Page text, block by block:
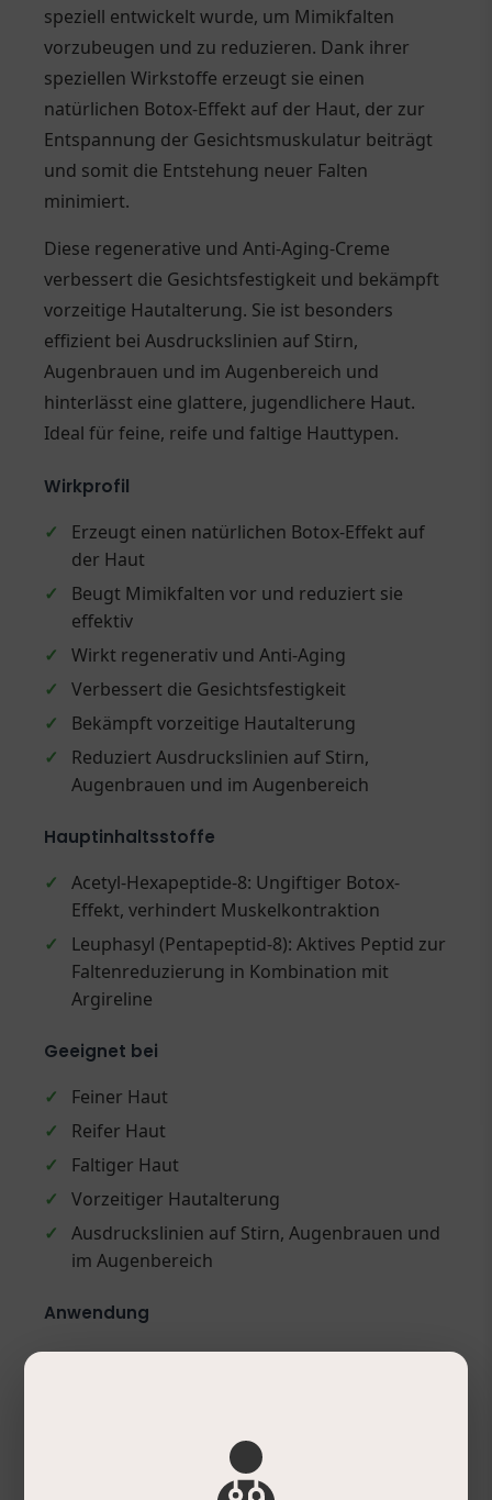
speziell entwickelt wurde, um Mimikfalten
vorzubeugen und zu reduzieren. Dank ihrer
speziellen Wirkstoffe erzeugt sie einen
natürlichen Botox-Effekt auf der Haut, der zur
Entspannung der Gesichtsmuskulatur beiträgt
und somit die Entstehung neuer Falten
minimiert.
Diese regenerative und Anti-Aging-Creme
verbessert die Gesichtsfestigkeit und bekämpft
vorzeitige Hautalterung. Sie ist besonders
effizient bei Ausdruckslinien auf Stirn,
Augenbrauen und im Augenbereich und
hinterlässt eine glattere, jugendlichere Haut.
Ideal für feine, reife und faltige Hauttypen.
Wirkprofil
✓
Erzeugt einen natürlichen Botox-Effekt auf
der Haut
✓
Beugt Mimikfalten vor und reduziert sie
effektiv
✓
Wirkt regenerativ und Anti-Aging
✓
Verbessert die Gesichtsfestigkeit
✓
Bekämpft vorzeitige Hautalterung
✓
Reduziert Ausdruckslinien auf Stirn,
Augenbrauen und im Augenbereich
Hauptinhaltsstoffe
✓
Acetyl-Hexapeptide-8: Ungiftiger Botox-
Effekt, verhindert Muskelkontraktion
✓
Leuphasyl (Pentapeptid-8): Aktives Peptid zur
Faltenreduzierung in Kombination mit
Argireline
Geeignet bei
✓
Feiner Haut
✓
Reifer Haut
✓
Faltiger Haut
✓
Vorzeitiger Hautalterung
✓
Ausdruckslinien auf Stirn, Augenbrauen und
im Augenbereich
Anwendung
✓ Morgens und abends auf das gereinigte
Kombinierbar mit Anti-Aging-Creme (z.B.